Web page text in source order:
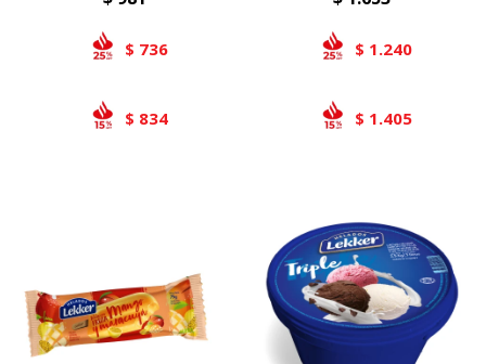
$ 736
$ 834
$ 1.240
$ 1.405